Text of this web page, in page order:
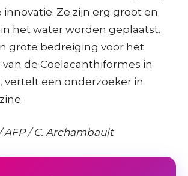
Ze zijn erg groot en
het water worden geplaatst.
grote bedreiging voor het
de Coelacanthiformes in
vertelt een onderzoeker in
AFP / C. Archambault